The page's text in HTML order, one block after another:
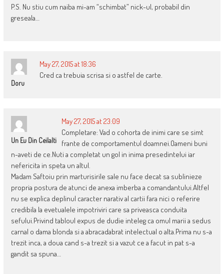
P.S. Nu stiu cum naiba mi-am “schimbat” nick-ul, probabil din
greseala…
Doru
May 27, 2015 at 18:36
Cred ca trebuia scrisa si o astfel de carte.
Un Eu Din Ceilalti
May 27, 2015 at 23:09
Completare: Vad o cohorta de inimi care se simt
frante de comportamentul doamnei.Oameni buni
n-aveti de ce.Nuti a completat un gol in inima presedintelui iar
nefericita in speta un altul.
Madam Saftoiu prin marturisirile sale nu face decat sa sublinieze
propria postura de atunci de anexa imberba a comandantului.Altfel
nu se explica deplinul caracter narativ al cartii fara nici o referire
credibila la evetualele impotriviri care sa priveasca conduita
sefului.Privind tabloul expus de dudie inteleg ca omul marii a sedus
carnal o dama blonda si a abracadabrat intelectual o alta.Prima nu s-a
trezit inca, a doua cand s-a trezit si a vazut ce a facut in pat s-a
gandit sa spuna…